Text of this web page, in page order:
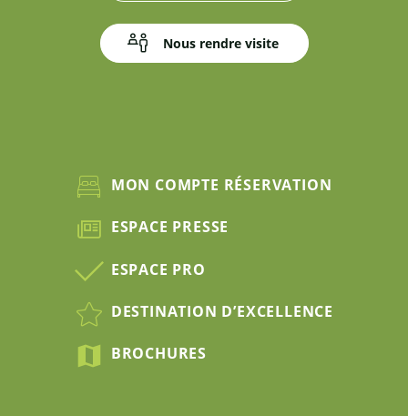
Nous rendre visite
MON COMPTE RÉSERVATION
ESPACE PRESSE
ESPACE PRO
DESTINATION D’EXCELLENCE
BROCHURES